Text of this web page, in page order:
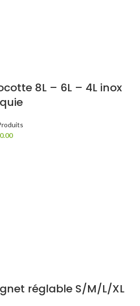
8L – 6L – 4L inox
réglable S/M/L/XL